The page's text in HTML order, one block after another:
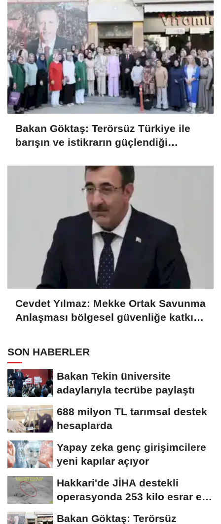
Bakan Göktaş: Terörsüz Türkiye ile
barışın ve istikrarın güçlendiği
Cevdet Yılmaz: Mekke Ortak Savunma
Anlaşması bölgesel güvenliğe katkı
SON HABERLER
Bakan Tekin üniversite
adaylarıyla tecrübe paylaştı
688 milyon TL tarımsal destek
hesaplarda
Yapay zeka genç girişimcilere
yeni kapılar açıyor
Hakkari'de JİHA destekli
operasyonda 253 kilo esrar ele
Bakan Göktaş: Terörsüz